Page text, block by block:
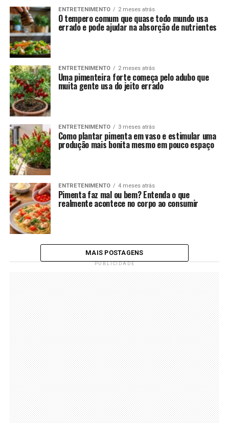
ENTRETENIMENTO 2 meses atrás
O tempero comum que quase todo mundo usa
errado e pode ajudar na absorção de nutrientes
ENTRETENIMENTO 2 meses atrás
Uma pimenteira forte começa pelo adubo que
muita gente usa do jeito errado
ENTRETENIMENTO 3 meses atrás
Como plantar pimenta em vaso e estimular uma
produção mais bonita mesmo em pouco espaço
ENTRETENIMENTO 4 meses atrás
Pimenta faz mal ou bem? Entenda o que
realmente acontece no corpo ao consumir
MAIS POSTAGENS
PUBLICIDADE